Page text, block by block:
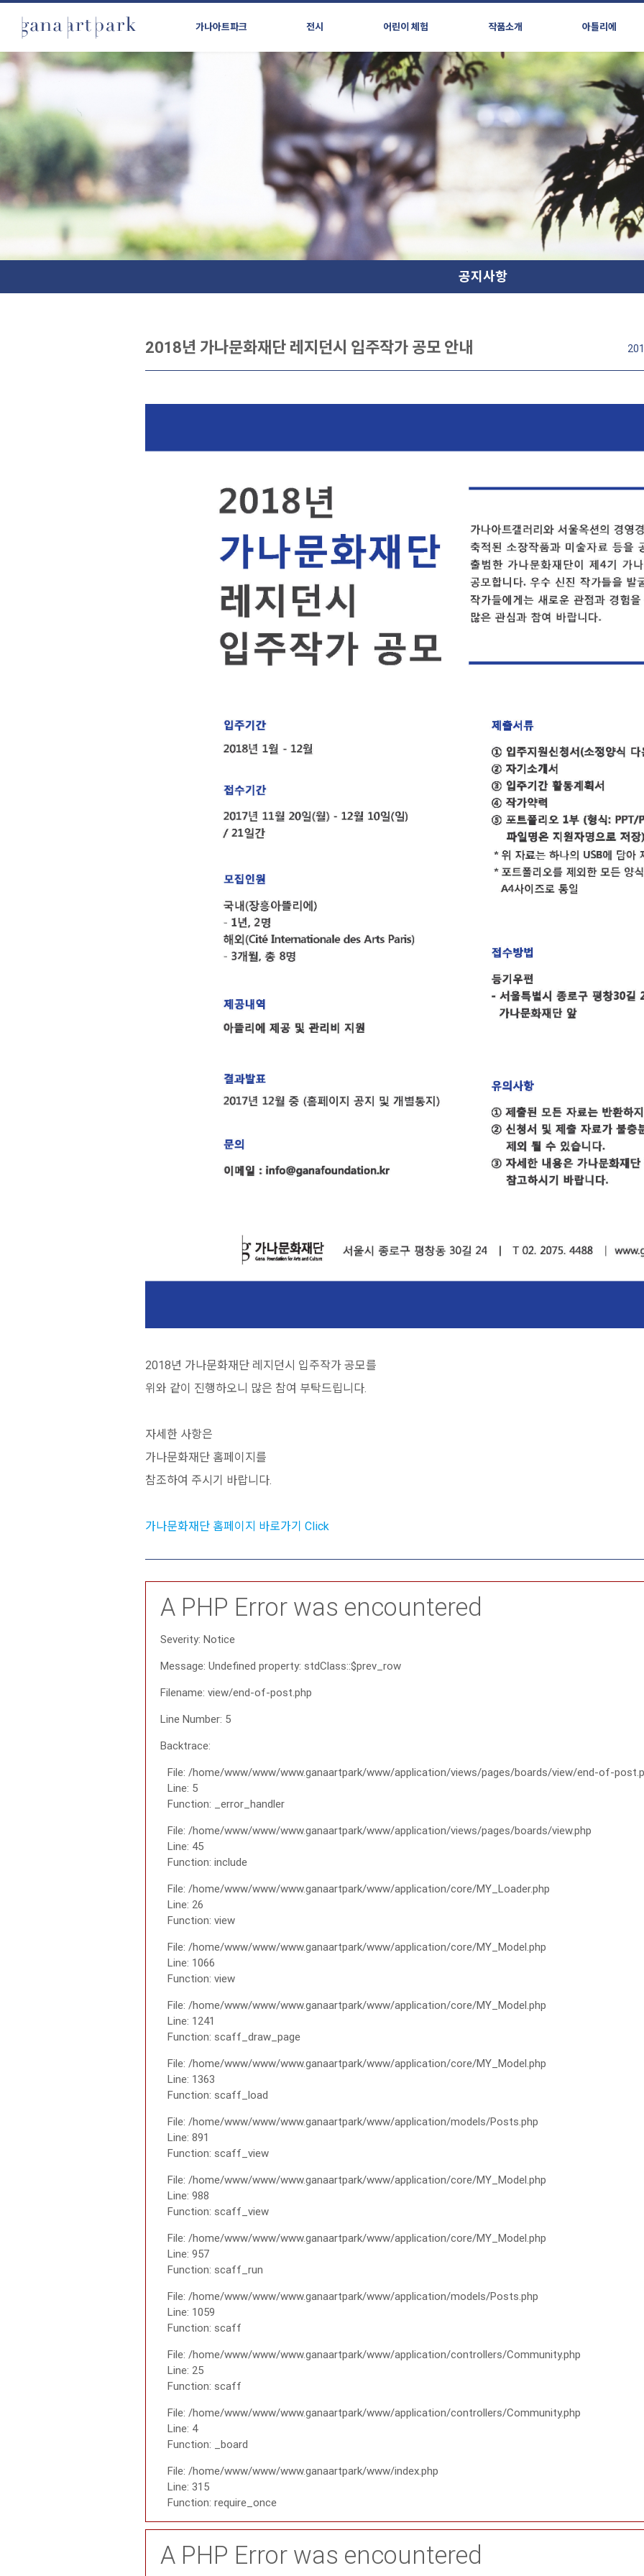
가나아트파크 전시 어린이 체험 작품소개 아틀리에
공지사항
2018년 가나문화재단 레지던시 입주작가 공모 안내
2018년 가나문화재단 레지던시 입주작가 공모를
위와 같이 진행하오니 많은 참여 부탁드립니다.
자세한 사항은
가나문화재단 홈페이지를
참조하여 주시기 바랍니다.
가나문화재단 홈페이지 바로가기 Click
A PHP Error was encountered
Severity: Notice
Message: Undefined property: stdClass::$prev_row
Filename: view/end-of-post.php
Line Number: 5
Backtrace:
File: /home/www/www/www.ganaartpark/www/application/views/pages/boards/view/end-of-
Line: 5
Function: _error_handler
File: /home/www/www/www.ganaartpark/www/application/views/pages/boards/view.php
Line: 45
Function: include
File: /home/www/www/www.ganaartpark/www/application/core/MY_Loader.php
Line: 26
Function: view
File: /home/www/www/www.ganaartpark/www/application/core/MY_Model.php
Line: 1066
Function: view
File: /home/www/www/www.ganaartpark/www/application/core/MY_Model.php
Line: 1241
Function: scaff_draw_page
File: /home/www/www/www.ganaartpark/www/application/core/MY_Model.php
Line: 1363
Function: scaff_load
File: /home/www/www/www.ganaartpark/www/application/models/Posts.php
Line: 891
Function: scaff_view
File: /home/www/www/www.ganaartpark/www/application/core/MY_Model.php
Line: 988
Function: scaff_view
File: /home/www/www/www.ganaartpark/www/application/core/MY_Model.php
Line: 957
Function: scaff_run
File: /home/www/www/www.ganaartpark/www/application/models/Posts.php
Line: 1059
Function: scaff
File: /home/www/www/www.ganaartpark/www/application/controllers/Community.php
Line: 25
Function: scaff
File: /home/www/www/www.ganaartpark/www/application/controllers/Community.php
Line: 4
Function: _board
File: /home/www/www/www.ganaartpark/www/index.php
Line: 315
Function: require_once
A PHP Error was encountered